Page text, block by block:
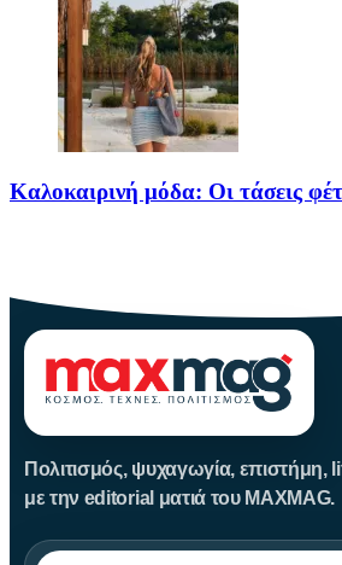
Καλοκαιρινή μόδα: Οι τάσεις
Πολιτισμός, ψυχαγωγία, επιστήμη,
με την editorial ματιά του MAXMAG.
Αναζήτηση